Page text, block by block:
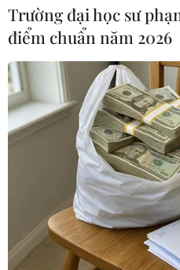
Sau chuyến thăm Mỹ
giá là không thành công
các chính trị gia hàng
ủng hộ của họ đối với
Trường đại học sư
điểm chuẩn năm 2026